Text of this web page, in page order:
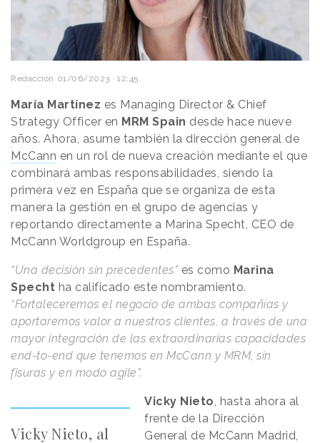
Redacción 01/06/2023 · 12:45
María Martínez es Managing Director & Chief
Strategy Officer en MRM Spain desde hace nueve
años. Ahora, asume también la dirección general de
McCann en un rol de nueva creación mediante el que
combinará ambas responsabilidades, siendo la
primera vez en España que se organiza de esta
manera la gestión en el grupo de agencias y
reportando directamente a Marina Specht, CEO de
McCann Worldgroup en España.
“Una decisión sin precedentes” es como Marina
Specht ha calificado este nombramiento.
“Fortaleceremos el negocio de ambas compañías y
aportaremos valor a nuestros clientes, a través de una
mayor integración de las extraordinarias capacidades
end-to-end que tenemos en McCann y MRM, sin
fisuras y en modo agile”.
Vicky Nieto, al
Vicky Nieto, hasta ahora al
frente de la Dirección
General de McCann Madrid,